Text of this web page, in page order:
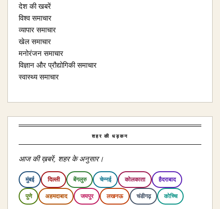
देश की खबरें
विश्व समाचार
व्यापार समाचार
खेल समाचार
मनोरंजन समाचार
विज्ञान और प्रौद्योगिकी समाचार
स्वास्थ्य समाचार
शहर की धड़कन
आज की ख़बरें, शहर के अनुसार।
मुंबई दिल्ली बेंगलुरु चेन्नई कोलकाता हैदराबाद
पुणे अहमदाबाद जयपुर लखनऊ चंडीगढ़ कोच्चि